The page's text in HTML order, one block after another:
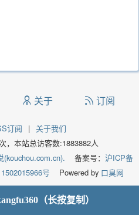
关于 订阅
订阅 |
关于我们
，本站总访客数:1883882人
(kouchou.com.cn). 备案号： 沪ICP备
号 Powered by 口臭网
（长按复制）